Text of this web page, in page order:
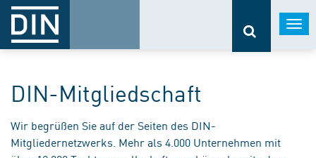
DIN-Mitgliedschaft
Wir begrüßen Sie auf der Seiten des DIN-
Mitgliedernetzwerks. Mehr als 4.000 Unternehmen mit